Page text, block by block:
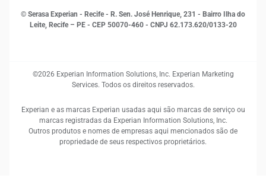
© Serasa Experian - Recife - R. Sen. José Henrique, 231 - Bairro Ilha do
Leite, Recife – PE - CEP 50070-460 - CNPJ 62.173.620/0133-20
©2026 Experian Information Solutions, Inc. Experian Marketing
Services. Todos os direitos reservados.
Experian e as marcas Experian usadas aqui são marcas de serviço ou
marcas registradas da Experian Information Solutions, Inc.
Outros produtos e nomes de empresas aqui mencionados são de
propriedade de seus respectivos proprietários.